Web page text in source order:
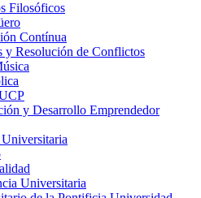
Filosóficos
Contínua
y Resolución de Conflictos
y Desarrollo Emprendedor
Universitaria